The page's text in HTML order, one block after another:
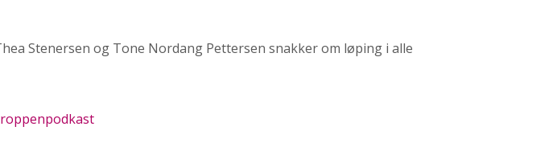
Stenersen og Tone Nordang Pettersen snakker om løping i alle